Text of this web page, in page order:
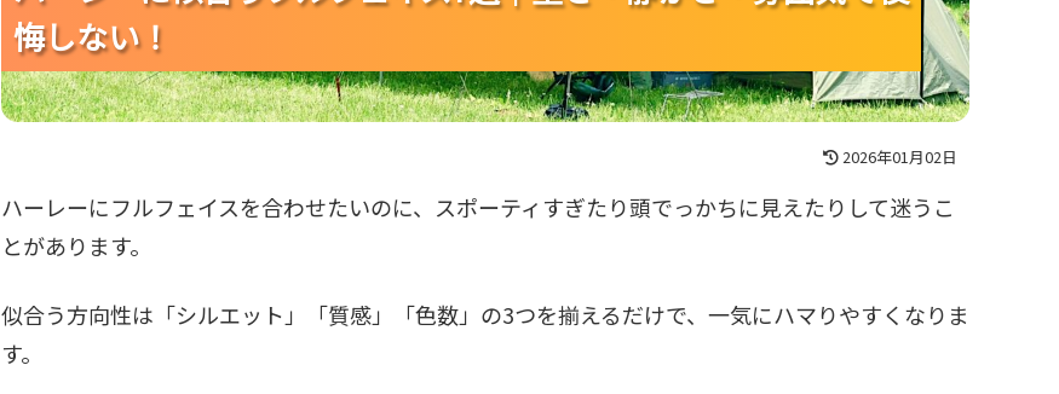
悔しない！
悔しない！
悔しない！
2026年01月02日
ハーレーにフルフェイスを合わせたいのに、スポーティすぎたり頭でっかちに見えたりして迷うこ
とがあります。
似合う方向性は「シルエット」「質感」「色数」の3つを揃えるだけで、一気にハマりやすくなりま
す。